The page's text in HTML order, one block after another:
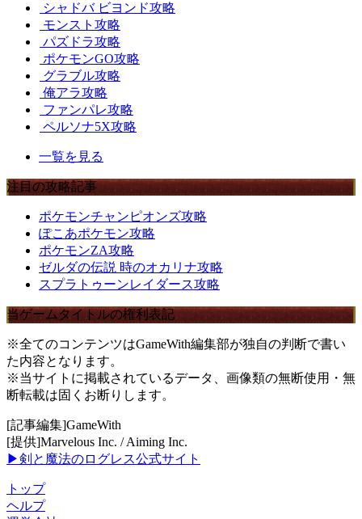
シャドバ ビヨンド攻略
モンスト攻略
パズドラ攻略
ポケモンGO攻略
グラブル攻略
俺アラ攻略
ファンパレ攻略
ペルソナ5X攻略
一覧を見る
注目の攻略記事
ポケモンチャンピオンズ攻略
ぽこあポケモン攻略
ポケモンZA攻略
ゼルダの伝説 時のオカリナ攻略
スプラトゥーンレイダース攻略
当ゲームタイトルの権利表記
※全てのコンテンツはGameWith編集部が独自の判断で書い
た内容となります。
※当サイトに掲載されているデータ、画像類の無断使用・無
断転載は固くお断りします。
[記事編集]GameWith
[提供]Marvelous Inc. / Aiming Inc.
▶剣と魔法のログレス公式サイト
トップ
ヘルプ